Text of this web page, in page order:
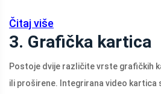
Čitaj više
3. Grafička kartica
Postoje dvije različite vrste grafičkih
ili proširene. Integrirana video kartica